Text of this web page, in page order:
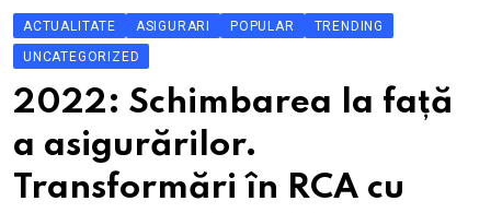
Multimedia
Autori
Analize ASF
ACTUALITATE ASIGURARI POPULAR
TRENDING
UNCATEGORIZED
2022: Schimbarea la față
a asigurărilor.
Transformări în RCA cu